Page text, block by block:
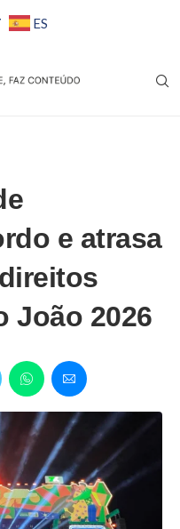
ES
e atrasa
João 2026